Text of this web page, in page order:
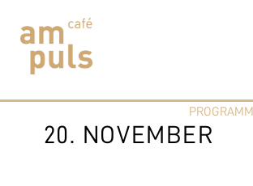
Cafe am Puls
Der beste Kaffee im Zollikerberg
PROGRAMM
20. NOVEMBER